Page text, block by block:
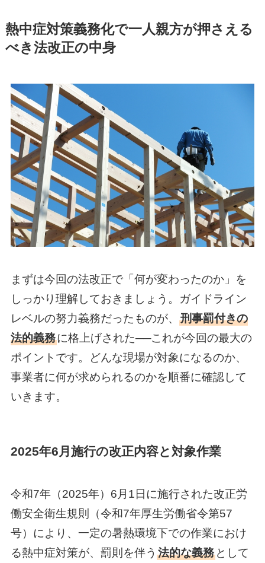
熱中症対策義務化で一人親方が押さえる
べき法改正の中身
まずは今回の法改正で「何が変わったのか」を
しっかり理解しておきましょう。ガイドライン
レベルの努力義務だったものが、 刑事罰付きの
法的義務に格上げされた──これが今回の最大の
ポイントです。どんな現場が対象になるのか、
事業者に何が求められるのかを順番に確認して
いきます。
2025年6月施行の改正内容と対象作業
令和7年（2025年）6月1日に施行された改正労
働安全衛生規則（令和7年厚生労働省令第57
号）により、一定の暑熱環境下での作業におけ
る熱中症対策が、罰則を伴う 法的な義務として